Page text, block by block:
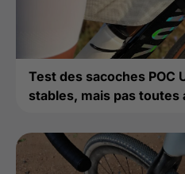
Test des sacoches POC
stables, mais pas toutes